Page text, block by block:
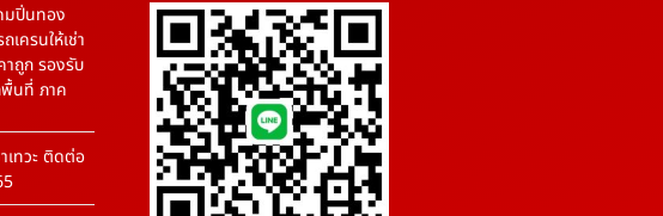
มปิ่นทอง
เครนให้เช่า
าถูก รองรับ
นที่ ภาค
เทวะ ติดต่อ